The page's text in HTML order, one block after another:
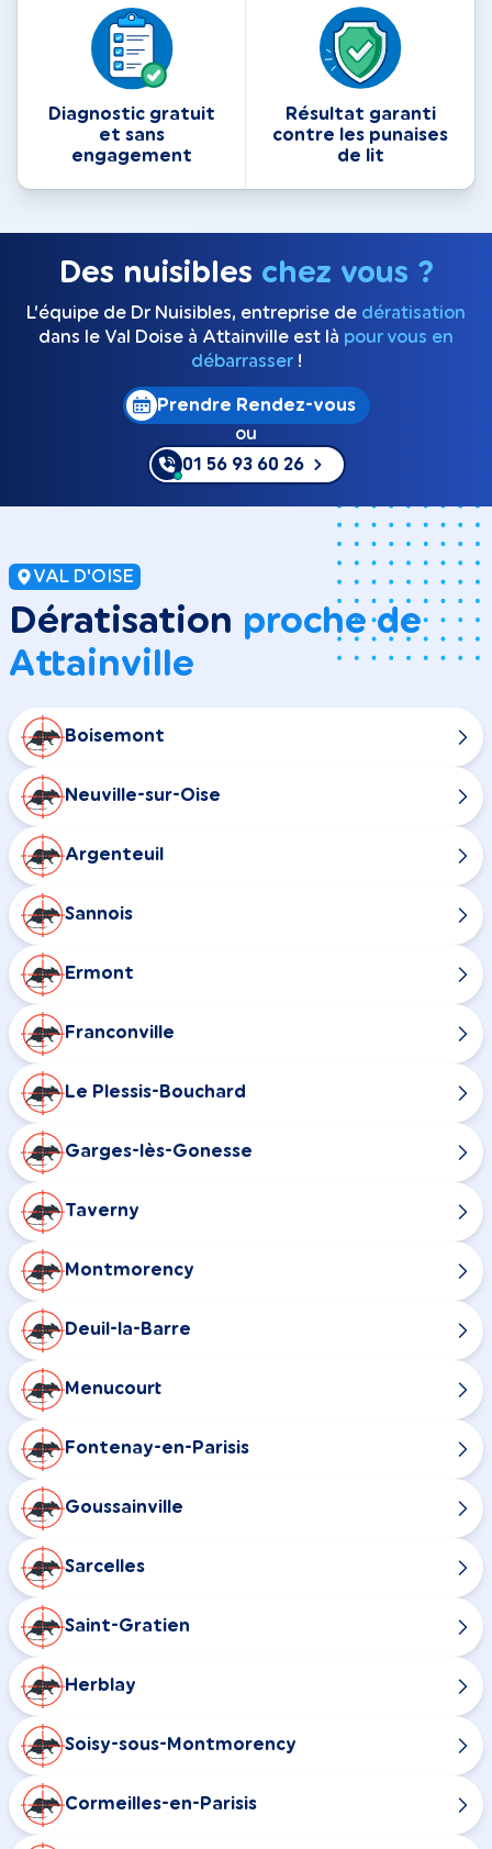
Diagnostic gratuit
et sans
engagement
Résultat garanti
contre les punaises
de lit
Des nuisibles chez vous ?
L’équipe de Dr Nuisibles, entreprise de dératisation
dans le Val Doise à Attainville est là pour vous en
débarrasser!
Prendre Rendez-vous
ou
01 56 93 60 26
VAL D'OISE
Dératisation proche de
Attainville
Boisemont
Neuville-sur-Oise
Argenteuil
Sannois
Ermont
Franconville
Le Plessis-Bouchard
Garges-lès-Gonesse
Taverny
Montmorency
Deuil-la-Barre
Menucourt
Fontenay-en-Parisis
Goussainville
Sarcelles
Saint-Gratien
Herblay
Soisy-sous-Montmorency
Cormeilles-en-Parisis